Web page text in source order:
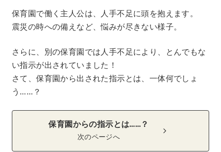
保育園で働く主人公は、人手不足に頭を抱えます。
震災の時への備えなど、悩みが尽きない様子。
さらに、別の保育園では人手不足により、とんでもな
い指示が出されていました！
さて、保育園から出された指示とは、一体何でしょ
う……？
保育園からの指示とは……？
次のページへ